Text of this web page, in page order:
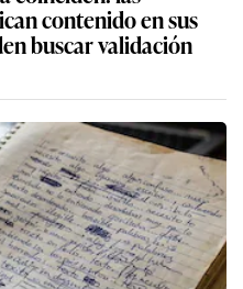
contenido en sus
buscar validación